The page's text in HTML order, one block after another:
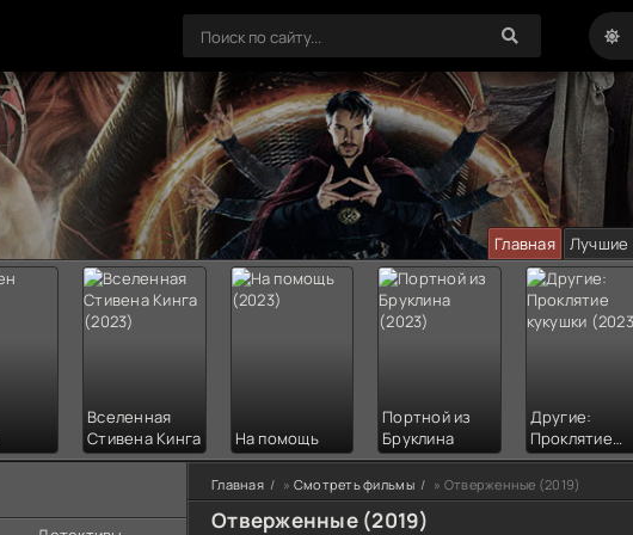
Главная Лучшие
Вселенная
Стивена Кинга
На помощь
Портной из
Бруклина
Другие:
Проклятие
кукушки
Главная » Смотреть фильмы » Отверженные (2019)
Отверженные (2019)